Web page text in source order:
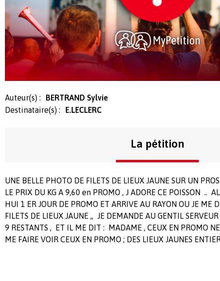
Auteur(s) :
BERTRAND Sylvie
Destinataire(s) :
E.LECLERC
La pétition
UNE BELLE PHOTO DE FILETS DE LIEUX JAUNE SUR UN
LE PRIX DU KG A 9,60 en PROMO , J ADORE CE POISSON ..
HUI 1 ER JOUR DE PROMO ET ARRIVE AU RAYON OU JE ME
FILETS DE LIEUX JAUNE ,, JE DEMANDE AU GENTIL
9 RESTANTS , ET IL ME DIT : MADAME , CEUX EN PROMO
ME FAIRE VOIR CEUX EN PROMO ; DES LIEUX JAUNES